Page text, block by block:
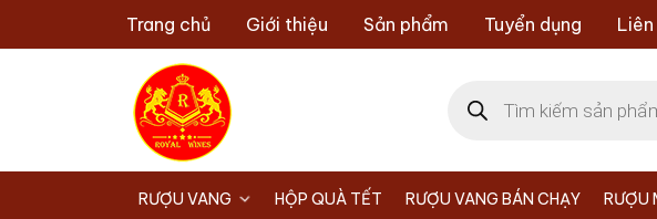
Trang chủ Giới thiệu Sản phẩm Tuyển dụng Liên
kiếm
sản
RƯỢU VANG HỘP QUÀ TẾT RƯỢU VANG BÁN CHẠY RƯỢU